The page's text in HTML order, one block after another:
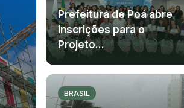
Prefeitura de Poá abre
inscrições para o
Projeto...
BRASIL